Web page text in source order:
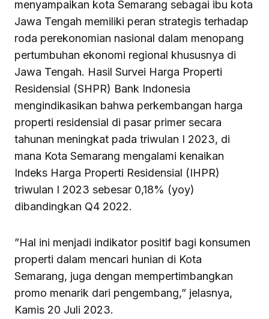
menyampaikan kota Semarang sebagai ibu kota
Jawa Tengah memiliki peran strategis terhadap
roda perekonomian nasional dalam menopang
pertumbuhan ekonomi regional khususnya di
Jawa Tengah. Hasil Survei Harga Properti
Residensial (SHPR) Bank Indonesia
mengindikasikan bahwa perkembangan harga
properti residensial di pasar primer secara
tahunan meningkat pada triwulan I 2023, di
mana Kota Semarang mengalami kenaikan
Indeks Harga Properti Residensial (IHPR)
triwulan I 2023 sebesar 0,18% (yoy)
dibandingkan Q4 2022.
”Hal ini menjadi indikator positif bagi konsumen
properti dalam mencari hunian di Kota
Semarang, juga dengan mempertimbangkan
promo menarik dari pengembang,” jelasnya,
Kamis 20 Juli 2023.